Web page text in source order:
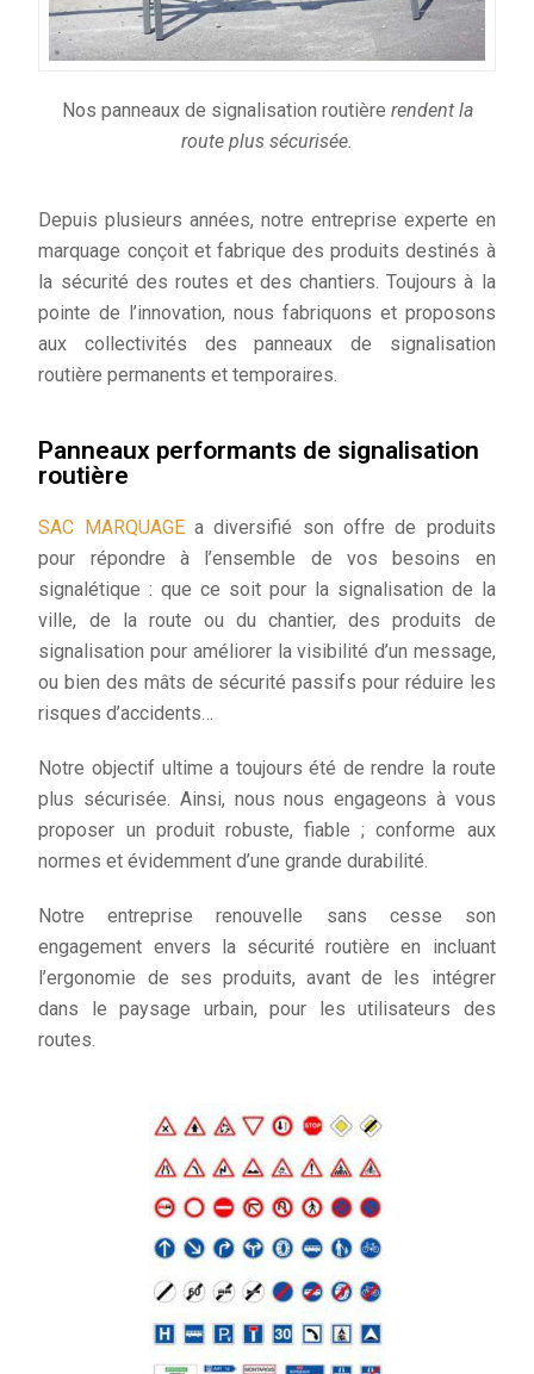
Nos panneaux de signalisation routière rendent la
route plus sécurisée.
Depuis plusieurs années, notre entreprise experte en
marquage conçoit et fabrique des produits destinés à
la sécurité des routes et des chantiers. Toujours à la
pointe de l’innovation, nous fabriquons et proposons
aux collectivités des panneaux de signalisation
routière permanents et temporaires.
Panneaux performants de signalisation
routière
SAC MARQUAGEa diversifié son offre de produits
pour répondre à l’ensemble de vos besoins en
signalétique : que ce soit pour la signalisation de la
ville, de la route ou du chantier, des produits de
signalisation pour améliorer la visibilité d’un message,
ou bien des mâts de sécurité passifs pour réduire les
risques d’accidents…
Notre objectif ultime a toujours été de rendre la route
plus sécurisée. Ainsi, nous nous engageons à vous
proposer un produit robuste, fiable ; conforme aux
normes et évidemment d’une grande durabilité.
Notre entreprise renouvelle sans cesse son
engagement envers la sécurité routière en incluant
l’ergonomie de ses produits, avant de les intégrer
dans le paysage urbain, pour les utilisateurs des
routes.